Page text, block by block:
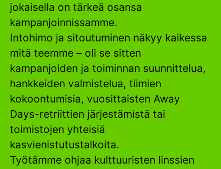
jokaisella on tärkeä osansa
kampanjoinnissamme.
Intohimo ja sitoutuminen näkyy kaikessa
mitä teemme – oli se sitten
kampanjoiden ja toiminnan suunnittelua,
hankkeiden valmistelua, tiimien
kokoontumisia, vuosittaisten Away
Days-retriittien järjestämistä tai
toimistojen yhteisiä
kasvienistutustalkoita.
Työtämme ohjaa kulttuuristen linssien